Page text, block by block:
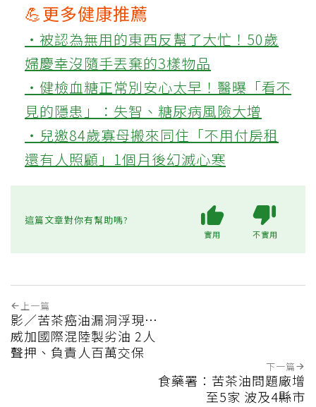
💪更多健康推薦
‧被認為無用的東西反幫了大忙！50歲
婦慶幸沒隨手丟棄的3樣物品
‧健檢血糖正常別安心太早！醫曝「看不
見的隱患」：失智、糖尿病風險大增
‧兒邀84歲寡母搬來同住「不用付房租
還有人照顧」1個月後幻滅心寒
這篇文章對你有幫助嗎?
實用 不實用
上一篇
影／苦茶癌油漏洞浮現…
威加國際混陸製劣油 2人
聲押、負責人百萬交保
下一篇
食藥署：苦茶油問題廠增
至5家 波及4縣市